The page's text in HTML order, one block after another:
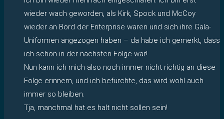
wieder wach geworden, als Kirk, Spock und McCoy
wieder an Bord der Enterprise waren und sich ihre Gala-
Uniformen angezogen haben – da habe ich gemerkt, dass
ich schon in der nächsten Folge war!
Nun kann ich mich also noch immer nicht richtig an diese
Folge erinnern, und ich befürchte, das wird wohl auch
immer so bleiben.
Tja, manchmal hat es halt nicht sollen sein!